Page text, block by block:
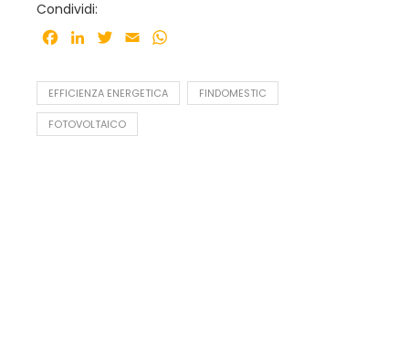
Condividi:
Facebook
LinkedInTwitter
Email
EFFICIENZA ENERGETICA FINDOMESTIC
FOTOVOLTAICO